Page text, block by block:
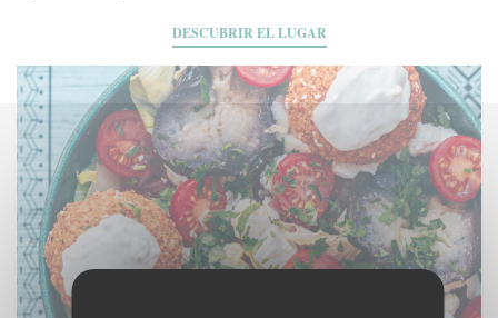
DESCUBRIR EL LUGAR